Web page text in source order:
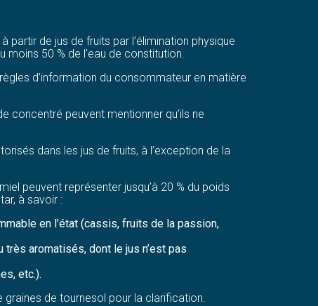
de jus de fruits par l’élimination physique
moins 50 % de l’eau de constitution.
d’information du consommateur en matière
concentré peuvent mentionner qu’ils ne
dans les jus de fruits, à l’exception de la
peuvent représenter jusqu’à 20 % du poids
à savoir :
en l’état (cassis, fruits de la passion,
aromatisés, dont le jus n’est pas
etc.).
de tournesol pour la clarification.